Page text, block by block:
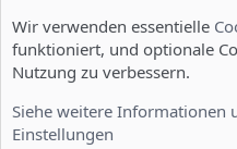
Wir verwenden essentielle
funktioniert, und optionale
Nutzung zu verbessern.
Siehe weitere Informationen
Einstellungen